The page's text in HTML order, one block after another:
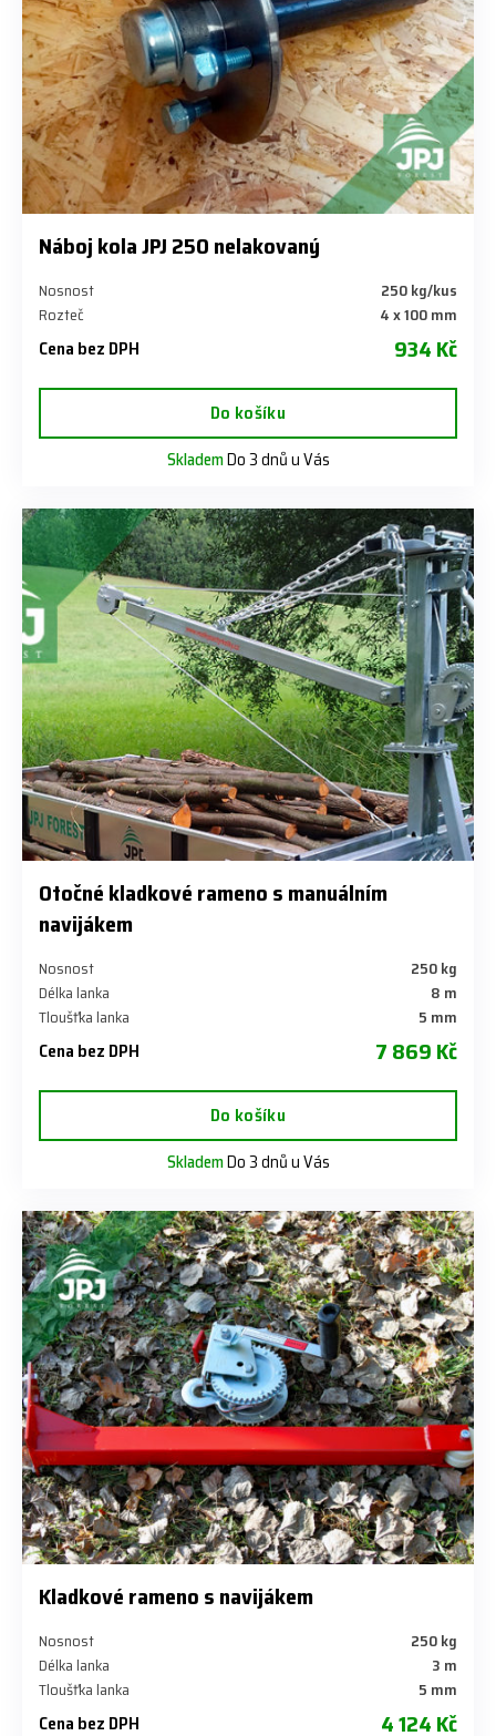
Náboj kola JPJ 250 nelakovaný
Nosnost
250 kg/kus
Rozteč
4 x 100 mm
Cena bez DPH 934 Kč
Do košíku
SklademDo 3 dnů u Vás
Otočné kladkové rameno s manuálním
navijákem
Nosnost
250 kg
Délka lanka
8 m
Tloušťka lanka
5 mm
Cena bez DPH 7 869 Kč
Do košíku
SklademDo 3 dnů u Vás
Kladkové rameno s navijákem
Nosnost
250 kg
Délka lanka
3 m
Tloušťka lanka
5 mm
Cena bez DPH 4 124 Kč